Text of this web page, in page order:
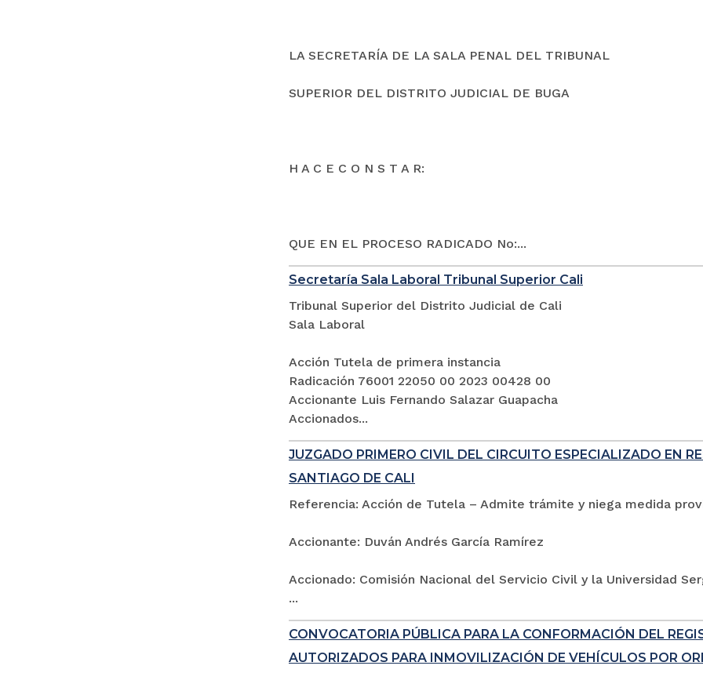
LA SECRETARÍA DE LA SALA PENAL DEL TRIBUNAL
SUPERIOR DEL DISTRITO JUDICIAL DE BUGA
H A C E C O N S T A R:
QUE EN EL PROCESO RADICADO No:...
Secretaría Sala Laboral Tribunal Superior Cali
Tribunal Superior del Distrito Judicial de Cali
Sala Laboral
Acción Tutela de primera instancia
Radicación 76001 22050 00 2023 00428 00
Accionante Luis Fernando Salazar Guapacha
Accionados...
JUZGADO PRIMERO CIVIL DEL CIRCUITO ESPECIALIZADO EN
SANTIAGO DE CALI
Referencia: Acción de Tutela – Admite trámite y niega medida
Accionante: Duván Andrés García Ramírez
Accionado: Comisión Nacional del Servicio Civil y la Universidad
...
CONVOCATORIA PÚBLICA PARA LA CONFORMACIÓN DEL
AUTORIZADOS PARA INMOVILIZACIÓN DE VEHÍCULOS POR